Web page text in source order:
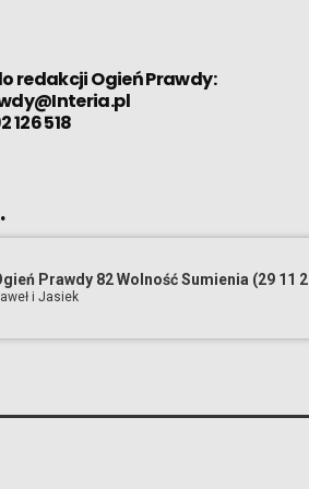
redakcji Ogień Prawdy:
126 518
Prawdy 82 Wolność Sumienia (29 11
i Jasiek